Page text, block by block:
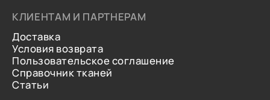
КЛИЕНТАМ И ПАРТНЕРАМ
Доставка
Условия возврата
Пользовательское соглашение
Справочник тканей
Статьи